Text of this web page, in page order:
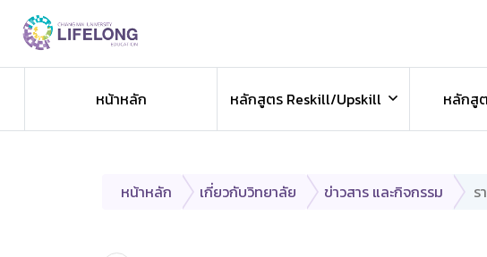
ข่าวประชาสัมพันธ์
ข่าวสารองค์กร ข่าวสารกิจกรรม
หน้าหลัก
หลักสูตร Reskill/Upskill หลักสู
หน้าหลัก เกี่ยวกับวิทยาลัย ข่าวสาร และกิจกรรม ร